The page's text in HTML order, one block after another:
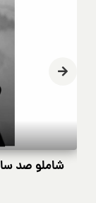
شاملو صد